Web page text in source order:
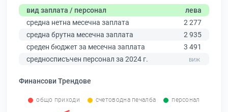
вид заплата / персонал
лева
средна нетна месечна заплата
2 277
средна брутна месечна заплата
2 935
среден бюджет за месечна заплата
3 491
средносписъчен персонал за 2024 г.
Финансови Трендове
общо приходи счетоводна печалба персонал